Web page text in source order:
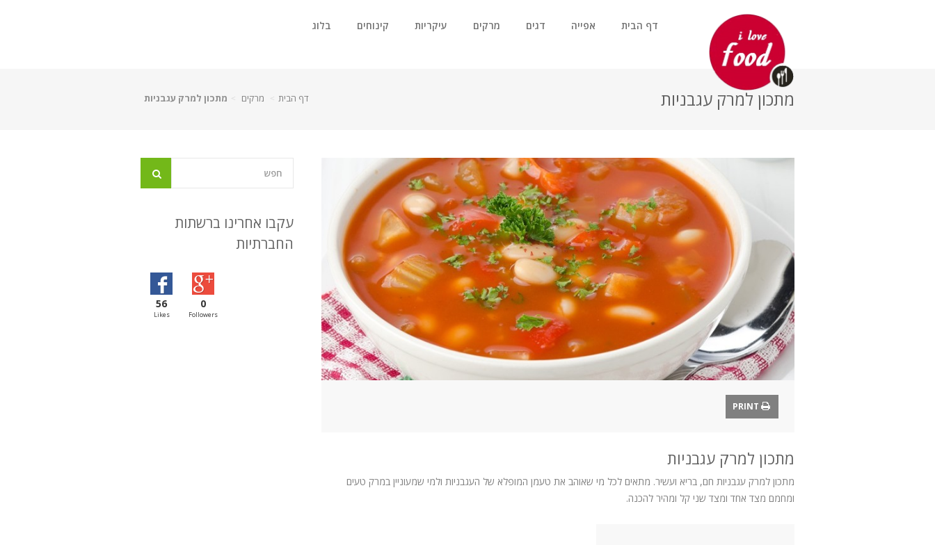
דף הבית אפייה דגים מרקים עיקריות קינוחים בלוג
דף הבית מרקים מתכון למרק עגבניות מתכון למרק עגבניות
מתכון למרק עגבניות
מתכון למרק עגבניות חם, בריא ועשיר. מתאים לכל מי שאוהב את טעמן המופלא של העגבניות ולמי שמעוניין במרק טעים
ומחמם מצד אחד ומצד שני קל ומהיר להכנה.
עקבו אחרינו ברשתות
החברתיות
56
Likes
0
Followers